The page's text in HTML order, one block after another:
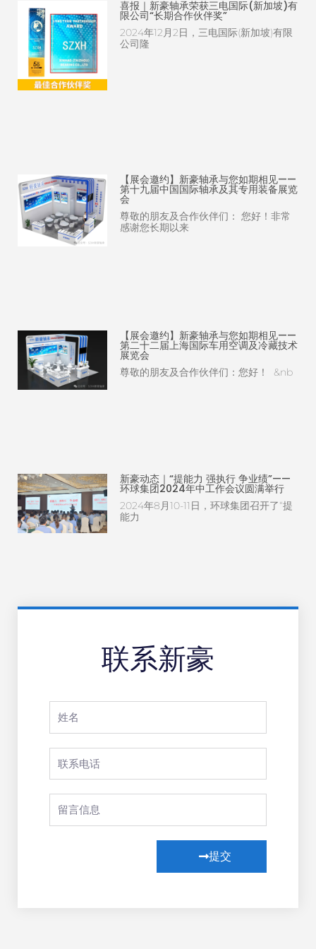
喜报｜新豪轴承荣获三电国际(新加坡)有
限公司“长期合作伙伴奖”
2024年12月2日，三电国际(新加坡)有限
公司隆
【展会邀约】新豪轴承与您如期相见——
第十九届中国国际轴承及其专用装备展览
会
尊敬的朋友及合作伙伴们： 您好！非常
感谢您长期以来
【展会邀约】新豪轴承与您如期相见——
第二十二届上海国际车用空调及冷藏技术
展览会
尊敬的朋友及合作伙伴们：您好！ &nb
新豪动态｜“提能力 强执行 争业绩”——
环球集团2024年中工作会议圆满举行
2024年8月10-11日，环球集团召开了“提
能力
联系新豪
提交